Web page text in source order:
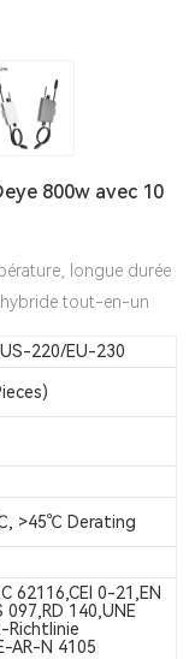
800w avec 10
longue durée
hybride tout-en-un
220/EU-230
>45℃ Derating
62116,CEI 0-21,EN
097,RD 140,UNE
Richtlinie
AR-N 4105